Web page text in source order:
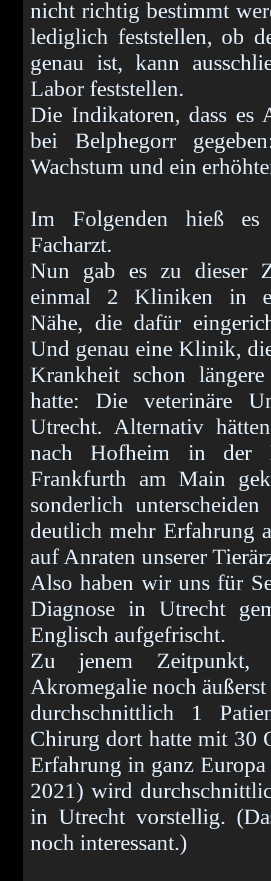
nicht richtig bestimmt
lediglich feststellen, ob
genau ist, kann
Labor feststellen.
Die Indikatoren, dass es
bei Belphegorr
Wachstum und ein
Im Folgenden hieß
Facharzt.
Nun gab es zu dieser
einmal 2 Kliniken in
Nähe, die dafür
Und genau eine Klinik,
Krankheit schon
hatte: Die veterinäre
Utrecht. Alternativ
nach Hofheim in der
Frankfurth am Main
sonderlich
deutlich mehr Erfahrung
auf Anraten unserer
Also haben wir uns für
Diagnose in Utrecht
Englisch aufgefrischt.
Zu jenem Zeitpunkt,
Akromegalie noch
durchschnittlich 1
Chirurg dort hatte mit 30
Erfahrung in ganz
2021) wird
in Utrecht vorstellig.
noch interessant.)